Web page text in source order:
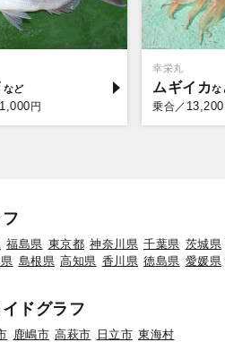
円
幸栄丸
ムギイカ
乗合／ 13,200
福島県 東京都 神奈川県 千葉県 茨城県
島根県 高知県 香川県 徳島県 愛媛県
ドグラフ
鹿嶋市 高萩市 日立市 東海村